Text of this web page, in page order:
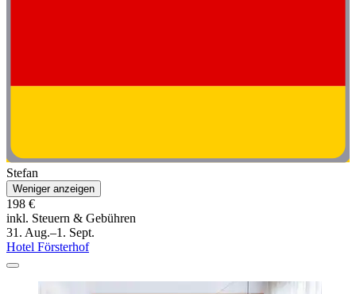
Stefan
Weniger anzeigen
198 €
inkl. Steuern & Gebühren
31. Aug.–1. Sept.
Hotel Försterhof